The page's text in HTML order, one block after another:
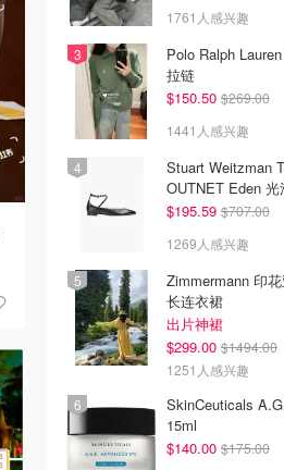
1761人感兴趣
Polo Ralph Lauren 卫衣 四分
拉链
$150.50 $269.00
1441人感兴趣
Stuart Weitzman
OUTNET Eden 光
蕾平底鞋
$195.59 $707.00
1269人感兴趣
Zimmermann 印
长连衣裙
出片神裙
$299.00 $1494.00
1251人感兴趣
SkinCeuticals
15ml
$140.00 $175.00